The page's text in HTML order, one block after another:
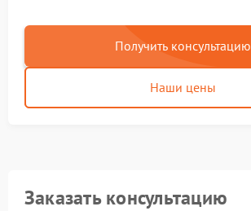
Получить консультацию
Наши цены
Заказать консультацию